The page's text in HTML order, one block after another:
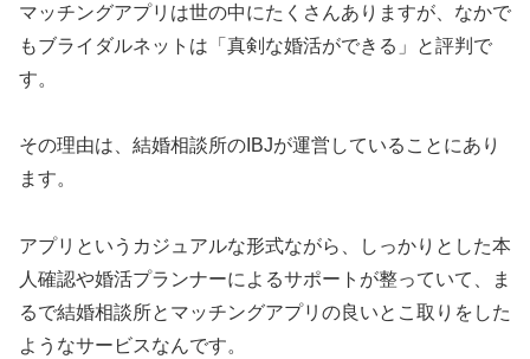
マッチングアプリは世の中にたくさんありますが、なかで
もブライダルネットは「真剣な婚活ができる」と評判で
す。
その理由は、結婚相談所のIBJが運営していることにあり
ます。
アプリというカジュアルな形式ながら、しっかりとした本
人確認や婚活プランナーによるサポートが整っていて、ま
るで結婚相談所とマッチングアプリの良いとこ取りをした
ようなサービスなんです。